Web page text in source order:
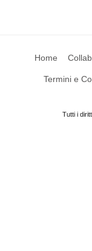
Home
Termini e
Tutti i